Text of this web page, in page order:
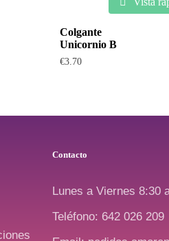
Colgante
Unicornio B
€3.70
Contacto
Lunes a Viernes 8:30
Teléfono: 642 026 209